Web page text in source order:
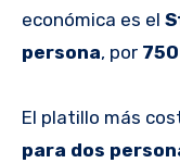
económica es el
persona, por
El platillo más
para dos